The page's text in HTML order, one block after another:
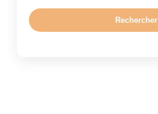
Rechercher